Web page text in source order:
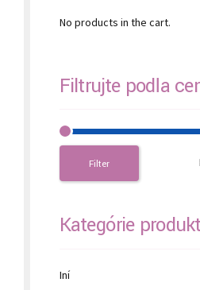
No products in the cart.
Filtrujte podľa
Filter
Kategórie
Iní